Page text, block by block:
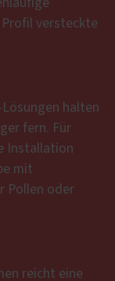
versteckte
halten
fern. Für
Installation
mit
Pollen oder
reicht eine